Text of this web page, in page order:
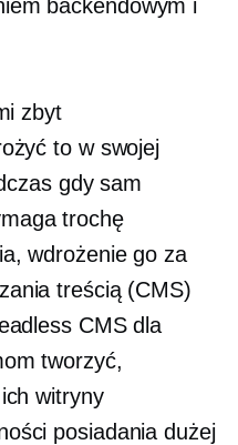
backendowym i
zbyt
to w swojej
gdy sam
trochę
wdrożenie go za
treścią (CMS)
CMS dla
tworzyć,
witryny
posiadania dużej